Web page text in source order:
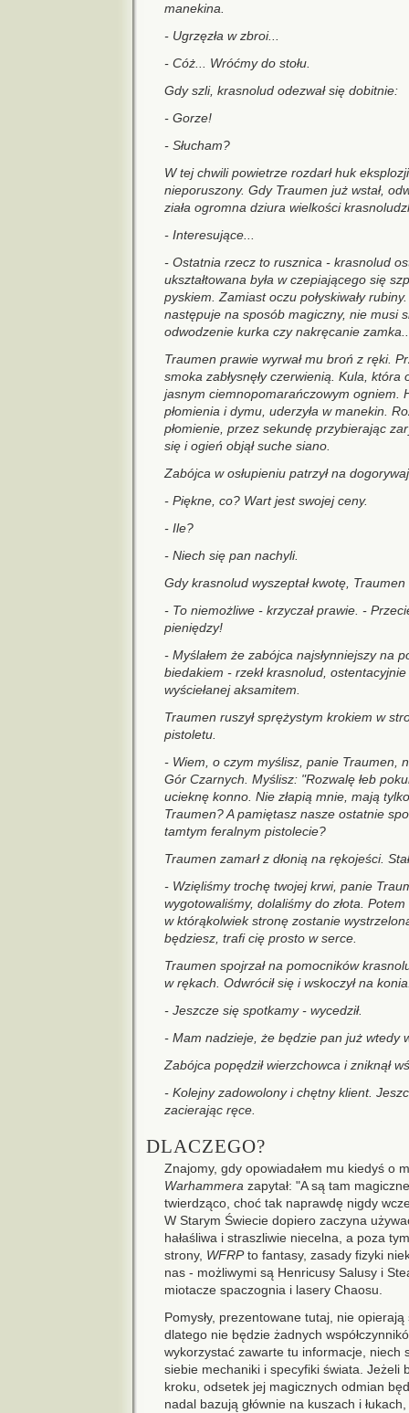
manekina.
- Ugrzęzła w zbroi...
- Cóż... Wróćmy do stołu.
Gdy szli, krasnolud odezwał się dobitnie:
- Gorze!
- Słucham?
W tej chwili powietrze rozdarł huk
nieporuszony. Gdy Traumen już wstał,
ziała ogromna dziura wielkości
- Interesujące...
- Ostatnia rzecz to rusznica - krasnolud
ukształtowana była w czepiającego się
pyskiem. Zamiast oczu połyskiwały
następuje na sposób magiczny, nie musi
odwodzenie kurka czy nakręcanie
Traumen prawie wyrwał mu broń z ręki.
smoka zabłysnęły czerwienią. Kula, która
jasnym ciemnopomarańczowym ogniem.
płomienia i dymu, uderzyła w manekin.
płomienie, przez sekundę przybierając
się i ogień objął suche siano.
Zabójca w osłupieniu patrzył na
- Piękne, co? Wart jest swojej ceny.
- Ile?
- Niech się pan nachyli.
Gdy krasnolud wyszeptał kwotę,
- To niemożliwe - krzyczał prawie. -
pieniędzy!
- Myślałem że zabójca najsłynniejszy na
biedakiem - rzekł krasnolud,
wyściełanej aksamitem.
Traumen ruszył sprężystym krokiem w
pistoletu.
- Wiem, o czym myślisz, panie Traumen,
Gór Czarnych. Myślisz: "Rozwalę łeb
ucieknę konno. Nie złapią mnie, mają
Traumen? A pamiętasz nasze ostatnie
tamtym feralnym pistolecie?
Traumen zamarł z dłonią na rękojeści.
- Wzięliśmy trochę twojej krwi, panie
wygotowaliśmy, dolaliśmy do złota.
w którąkolwiek stronę zostanie
będziesz, trafi cię prosto w serce.
Traumen spojrzał na pomocników
w rękach. Odwrócił się i wskoczył na
- Jeszcze się spotkamy - wycedził.
- Mam nadzieje, że będzie pan już wtedy
Zabójca popędził wierzchowca i zniknął
- Kolejny zadowolony i chętny klient.
zacierając ręce.
DLACZEGO?
Znajomy, gdy opowiadałem mu kiedyś o
Warhammera zapytał: "A są tam
twierdząco, choć tak naprawdę nigdy
W Starym Świecie dopiero zaczyna
hałaśliwa i straszliwie niecelna, a poza
strony, WFRPto fantasy, zasady fizyki
nas - możliwymi są Henricusy Salusy i
miotacze spaczognia i lasery Chaosu.
Pomysły, prezentowane tutaj, nie
dlatego nie będzie żadnych
wykorzystać zawarte tu informacje, niech
siebie mechaniki i specyfiki świata. Jeżeli
kroku, odsetek jej magicznych odmian
nadal bazują głównie na kuszach i